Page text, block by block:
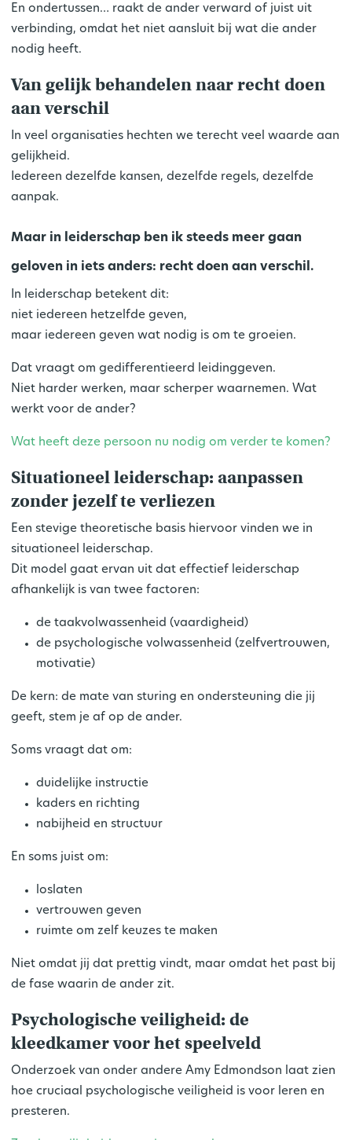
En ondertussen… raakt de ander verward of juist uit
verbinding, omdat het niet aansluit bij wat die ander
nodig heeft.
Van gelijk behandelen naar recht doen
aan verschil
In veel organisaties hechten we terecht veel waarde aan
gelijkheid.
Iedereen dezelfde kansen, dezelfde regels, dezelfde
aanpak.
Maar in leiderschap ben ik steeds meer gaan
geloven in iets anders: recht doen aan verschil.
In leiderschap betekent dit:
niet iedereen hetzelfde geven,
maar iedereen geven wat nodig is om te groeien.
Dat vraagt om gedifferentieerd leidinggeven.
Niet harder werken, maar scherper waarnemen. Wat
werkt voor de ander?
Wat heeft deze persoon nu nodig om verder te komen?
Situationeel leiderschap: aanpassen
zonder jezelf te verliezen
Een stevige theoretische basis hiervoor vinden we in
situationeel leiderschap.
Dit model gaat ervan uit dat effectief leiderschap
afhankelijk is van twee factoren:
de taakvolwassenheid (vaardigheid)
de psychologische volwassenheid (zelfvertrouwen,
motivatie)
De kern:de mate van sturing en ondersteuning die jij
geeft, stem je af op de ander.
Soms vraagt dat om:
duidelijke instructie
kaders en richting
nabijheid en structuur
En soms juist om:
loslaten
vertrouwen geven
ruimte om zelf keuzes te maken
Niet omdat jij dat prettig vindt, maar omdat het past bij
de fase waarin de ander zit.
Psychologische veiligheid: de
kleedkamer voor het speelveld
Onderzoek van onder andere Amy Edmondson laat zien
hoe cruciaal psychologische veiligheid is voor leren en
presteren.